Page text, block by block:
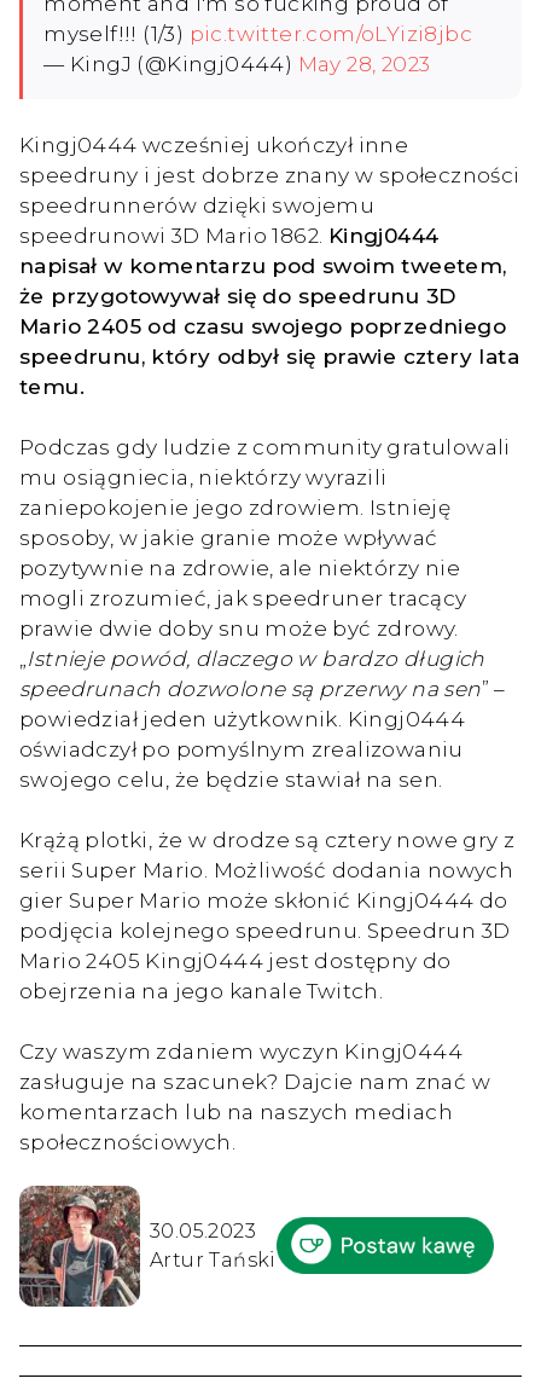
myself!!! (1/3) pic.twitter.com/oLYizi8jbc
— KingJ (@Kingj0444) May 28, 2023
Kingj0444 wcześniej ukończył inne
speedruny i jest dobrze znany w społeczności
speedrunnerów dzięki swojemu
speedrunowi 3D Mario 1862. Kingj0444
napisał w komentarzu pod swoim tweetem,
że przygotowywał się do speedrunu 3D
Mario 2405 od czasu swojego poprzedniego
speedrunu, który odbył się prawie cztery lata
temu.
Podczas gdy ludzie z community gratulowali
mu osiągniecia, niektórzy wyrazili
zaniepokojenie jego zdrowiem. Istnieję
sposoby, w jakie granie może wpływać
pozytywnie na zdrowie, ale niektórzy nie
mogli zrozumieć, jak speedruner tracący
prawie dwie doby snu może być zdrowy.
Istnieje powód, dlaczego w bardzo długich
speedrunach dozwolone są przerwy na sen” –
powiedział jeden użytkownik. Kingj0444
oświadczył po pomyślnym zrealizowaniu
swojego celu, że będzie stawiał na sen.
Krążą plotki, że w drodze są cztery nowe gry z
serii Super Mario. Możliwość dodania nowych
gier Super Mario może skłonić Kingj0444 do
podjęcia kolejnego speedrunu. Speedrun 3D
Mario 2405 Kingj0444 jest dostępny do
obejrzenia na jego kanale Twitch.
Czy waszym zdaniem wyczyn Kingj0444
zasługuje na szacunek? Dajcie nam znać w
komentarzach lub na naszych mediach
społecznościowych.
30.05.2023
Artur Tański